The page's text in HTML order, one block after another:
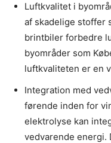
Luftkvalitet i
af skadelige stoffer
brintbiler forbedre
byområder som
luftkvaliteten er en
Integration med
førende inden for
elektrolyse kan
vedvarende